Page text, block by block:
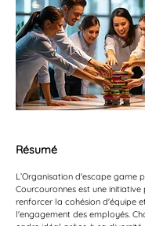
Résumé
L’Organisation d'escape game
Courcouronnes est une
renforcer la cohésion d'équipe
l'engagement des employés.